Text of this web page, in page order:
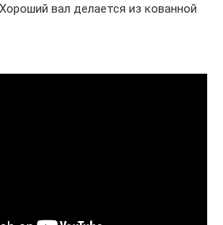
вал делается из кованной